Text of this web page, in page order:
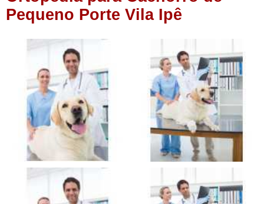
Pequeno Porte Vila Ipê